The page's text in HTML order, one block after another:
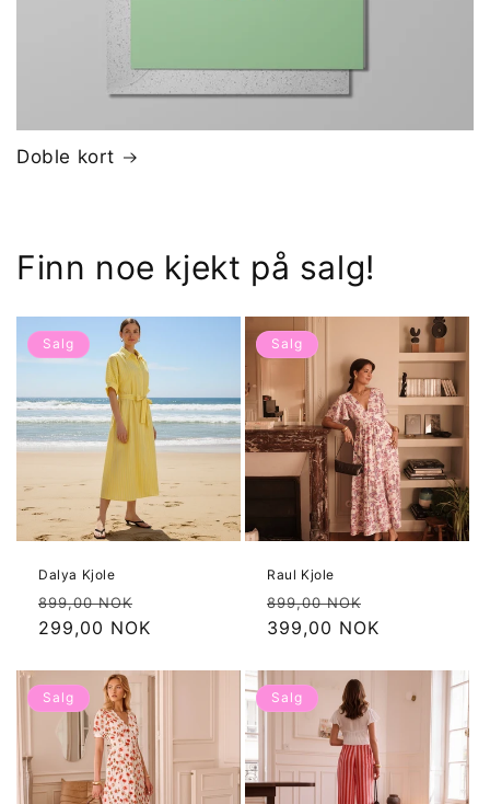
Doble kort
Finn noe kjekt på salg!
Salg
Dalya Kjole
Vanlig
pris
899,00 NOK
299,00 NOK
Salg
Raul Kjole
Vanlig
pris
899,00 NOK
399,00 NOK
Salg Salg